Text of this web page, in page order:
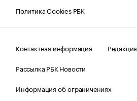
Политика Cookies РБК
Контактная информация
Редакция
Рассылка РБК Новости
Информация об ограничениях